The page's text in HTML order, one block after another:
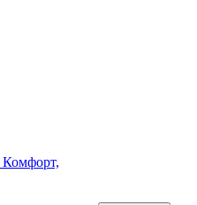
Комфорт,